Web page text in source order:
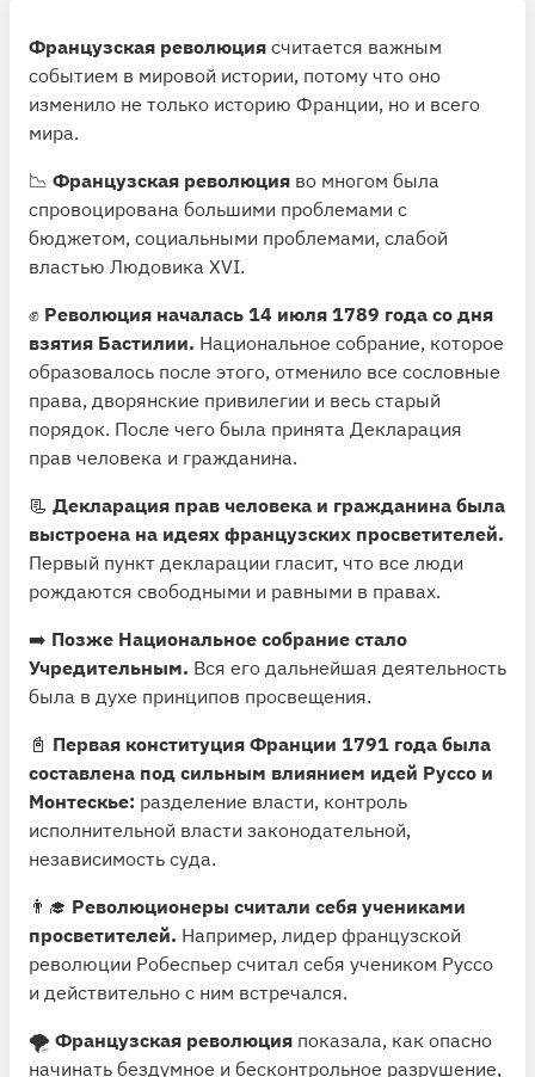
Французская революция считается важным
событием в мировой истории, потому что оно
изменило не только историю Франции, но и всего
мира.
📉 Французская революция во многом была
спровоцирована большими проблемами с
бюджетом, социальными проблемами, слабой
властью Людовика XVI.
✊ Революция началась 14 июля 1789 года со дня
взятия Бастилии. Национальное собрание, которое
образовалось после этого, отменило все сословные
права, дворянские привилегии и весь старый
порядок. После чего была принята Декларация
прав человека и гражданина.
📃 Декларация прав человека и гражданина была
выстроена на идеях французских просветителей.
Первый пункт декларации гласит, что все люди
рождаются свободными и равными в правах.
➡️ Позже Национальное собрание стало
Учредительным. Вся его дальнейшая деятельность
была в духе принципов просвещения.
📓 Первая конституция Франции 1791 года была
составлена под сильным влиянием идей Руссо и
Монтескье: разделение власти, контроль
исполнительной власти законодательной,
независимость суда.
👨‍🎓 Революционеры считали себя учениками
просветителей. Например, лидер французской
революции Робеспьер считал себя учеником Руссо
и действительно с ним встречался.
🌪 Французская революция показала, как опасно
начинать бездумное и бесконтрольное разрушение,